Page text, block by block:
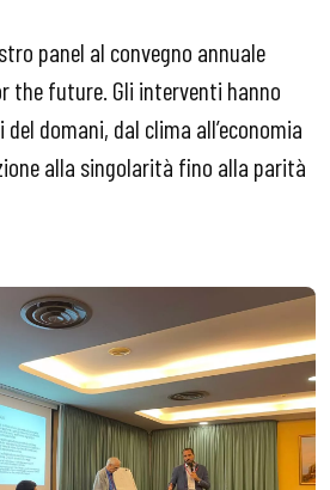
panel al convegno annuale
the future. Gli interventi hanno
domani, dal clima all’economia
alla singolarità fino alla parità